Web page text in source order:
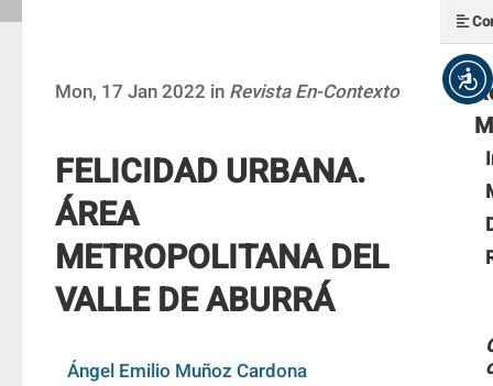
Mon, 17 Jan 2022 in Revista En-Contexto
FELICIDAD URBANA.
ÁREA
METROPOLITANA DEL
VALLE DE ABURRÁ
Ángel Emilio Muñoz Cardona